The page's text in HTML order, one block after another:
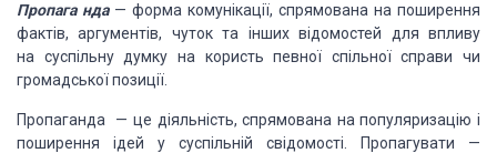
Пропага нда— форма комунікації, спрямована на поширення
фактів, аргументів, чуток та інших відомостей для впливу
на суспільну думку на користь певної спільної справи чи
громадської позиції.
Пропаганда — це діяльність, спрямована на популяризацію і
поширення ідей у суспільній свідомості. Пропагувати —